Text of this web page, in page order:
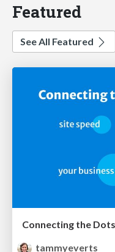
Featured
See All Featured
tammyeverts